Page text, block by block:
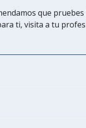
que pruebes
ti, visita a tu